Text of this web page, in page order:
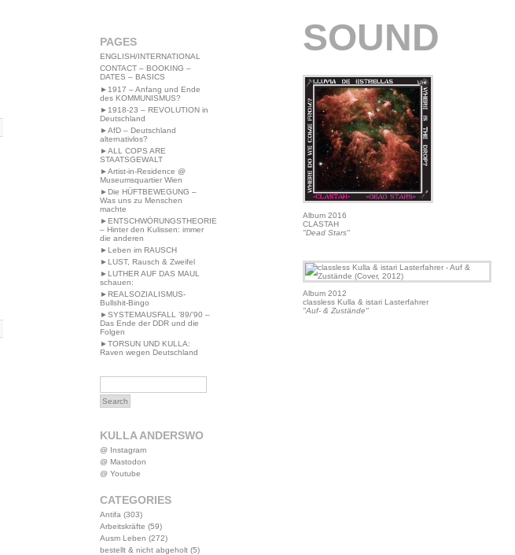
PAGES
ENGLISH/INTERNATIONAL
CONTACT – BOOKING –
DATES – BASICS
►1917 – Anfang und Ende
des KOMMUNISMUS?
►1918-23 – REVOLUTION in
Deutschland
►AfD – Deutschland
alternativlos?
►ALL COPS ARE
STAATSGEWALT
►Artist-in-Residence @
Museumsquartier Wien
►Die HÜFTBEWEGUNG –
Was uns zu Menschen
machte
►ENTSCHWÖRUNGSTHEORIE
– Hinter den Kulissen: immer
die anderen
►Leben im RAUSCH
►LUST, Rausch & Zweifel
►LUTHER AUF DAS MAUL
schauen:
►REALSOZIALISMUS-
Bullshit-Bingo
►SYSTEMAUSFALL ’89/’90 –
Das Ende der DDR und die
Folgen
►TORSUN UND KULLA:
Raven wegen Deutschland
KULLA ANDERSWO
@ Instagram
@ Mastodon
@ Youtube
CATEGORIES
Antifa (303)
Arbeitskräfte (59)
Ausm Leben (272)
bestellt & nicht abgeholt(5)
SOUND
Album 2016
CLASTAH
"Dead Stars"
Album 2012
classless Kulla & istari Lasterfahrer
"Auf- & Zustände"